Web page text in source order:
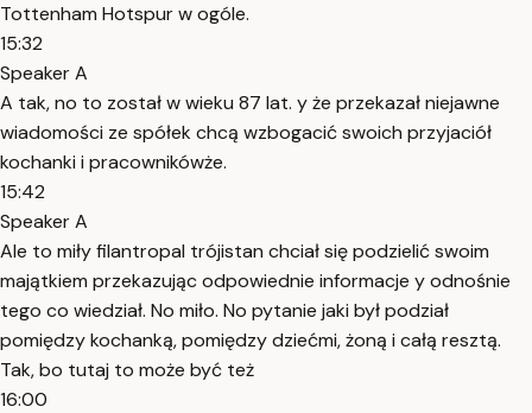
Tottenham Hotspur w ogóle.
15:32
Speaker A
A tak, no to został w wieku 87 lat. y że przekazał niejawne
wiadomości ze spółek chcą wzbogacić swoich przyjaciół
kochanki i pracownikówże.
15:42
Speaker A
Ale to miły filantropal trójistan chciał się podzielić swoim
majątkiem przekazując odpowiednie informacje y odnośnie
tego co wiedział. No miło. No pytanie jaki był podział
pomiędzy kochanką, pomiędzy dziećmi, żoną i całą resztą.
Tak, bo tutaj to może być też
16:00